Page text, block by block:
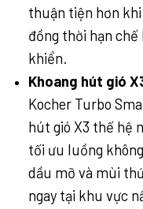
thuận tiện hơn khi
đồng thời hạn
khiển.
Khoang hút gió
Kocher Turbo
hút gió X3 thế hệ
tối ưu luồng
dầu mỡ và mùi
ngay tại khu vực